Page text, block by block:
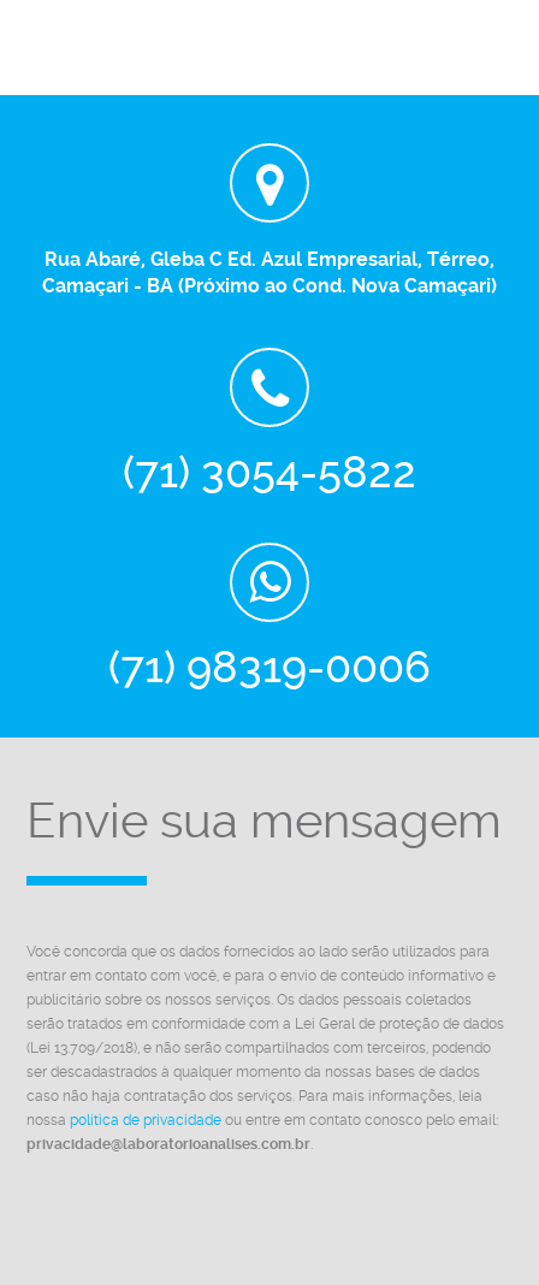
Rua Abaré, Gleba C Ed. Azul Empresarial, Térreo,
Camaçari - BA (Próximo ao Cond. Nova Camaçari)
(71) 3054-5822
(71) 98319-0006
Envie sua mensagem
Você concorda que os dados fornecidos ao lado serão utilizados para
entrar em contato com você, e para o envio de conteúdo informativo e
publicitário sobre os nossos serviços. Os dados pessoais coletados
serão tratados em conformidade com a Lei Geral de proteção de dados
(Lei 13.709/2018), e não serão compartilhados com terceiros, podendo
ser descadastrados à qualquer momento da nossas bases de dados
caso não haja contratação dos serviços. Para mais informações, leia
nossapolítica de privacidade ou entre em contato conosco pelo email:
privacidade@laboratorioanalises.com.br